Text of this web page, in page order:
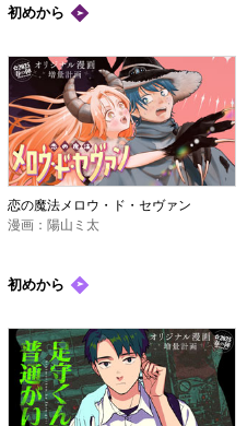
初めから
恋の魔法メロウ・ド・セヴァン
漫画：陽山ミ太
初めから